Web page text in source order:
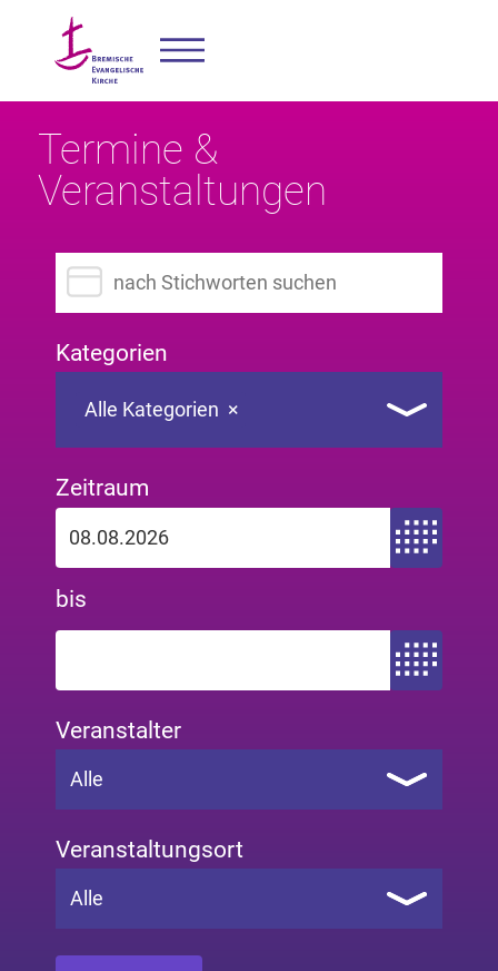
Termine &
Veranstaltungen
Suchbegriff eingeben
Kategorien
×
Alle Kategorien
Zeitraum
Zeitraum von
bis
Zeitraum bis
Veranstalter
Alle
Veranstaltungsort
Alle